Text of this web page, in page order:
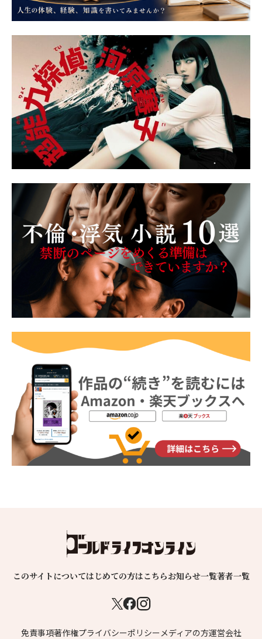
このサイトについてはじめての方はこちらお知らせ一覧著者一覧
免責事項著作権プライバシーポリシー メディアの方運営会社